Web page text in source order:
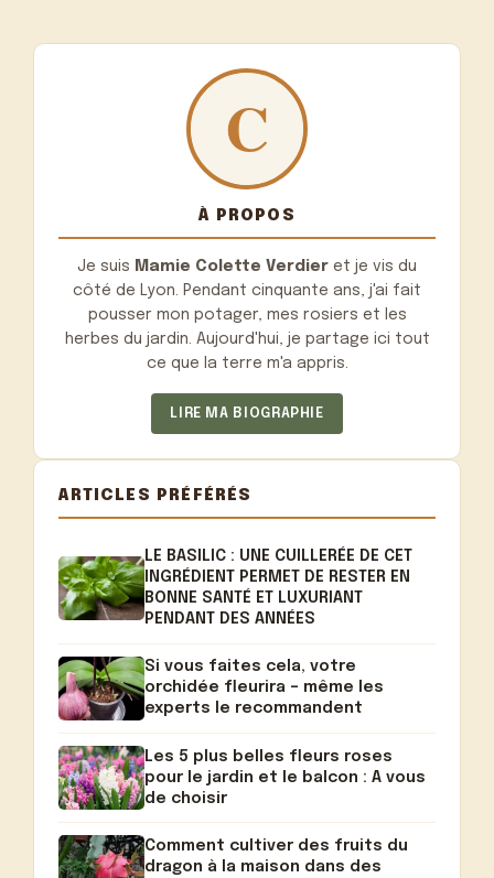
À PROPOS
Je suis Mamie Colette Verdier et je vis du
côté de Lyon. Pendant cinquante ans, j'ai fait
pousser mon potager, mes rosiers et les
herbes du jardin. Aujourd'hui, je partage ici tout
ce que la terre m'a appris.
LIRE MA BIOGRAPHIE
ARTICLES PRÉFÉRÉS
LE BASILIC : UNE CUILLERÉE DE CET
INGRÉDIENT PERMET DE RESTER EN
BONNE SANTÉ ET LUXURIANT
PENDANT DES ANNÉES
Si vous faites cela, votre
orchidée fleurira – même les
experts le recommandent
Les 5 plus belles fleurs roses
pour le jardin et le balcon : A vous
de choisir
Comment cultiver des fruits du
dragon à la maison dans des